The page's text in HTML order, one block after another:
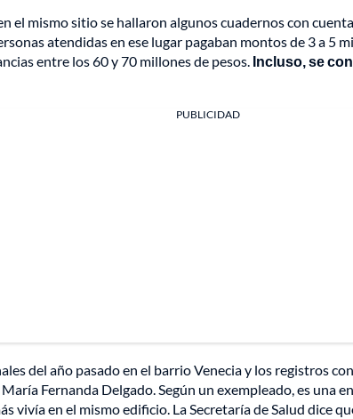
el mismo sitio se hallaron algunos cuadernos con
atendidas en ese lugar pagaban montos de 3 a 5
entre los 60 y 70 millones de pesos. Incluso, se
PUBLICIDAD
del año pasado en el barrio Venecia y los registros
Fernanda Delgado. Según un exempleado, es una
vivía en el mismo edificio. La Secretaría de Salud dice